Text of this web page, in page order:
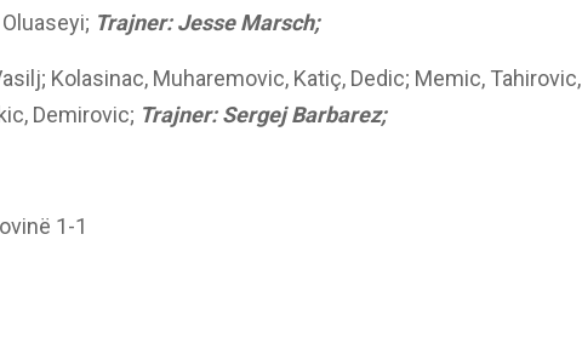
Trajner: Jesse Marsch;
Kolasinac, Muharemovic, Katiç, Dedic; Memic, Tahirovic,
Demirovic; Trajner: Sergej Barbarez;
1-1